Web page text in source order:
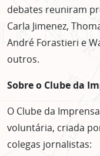
debates reuniram
Carla Jimenez,
André Forastieri e
outros.
Sobre o Clube da
O Clube da
voluntária, criada
colegas jornalistas: